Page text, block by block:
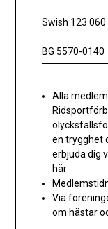
Swish 123 060
BG 5570-0140
Alla
en trygghet
erbjuda dig
här
Via
om hästar